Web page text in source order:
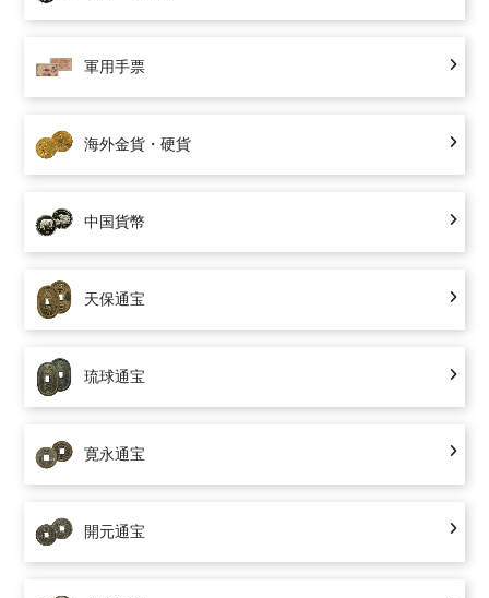
軍用手票
海外金貨・硬貨
中国貨幣
天保通宝
琉球通宝
寛永通宝
開元通宝